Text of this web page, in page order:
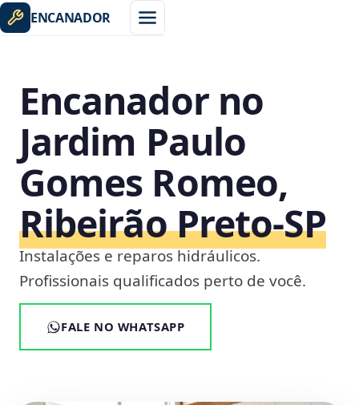
ENCANADOR
Encanador no
Jardim Paulo
Gomes Romeo,
Ribeirão Preto‑SP
Instalações e reparos hidráulicos.
Profissionais qualificados perto de você.
FALE NO WHATSAPP